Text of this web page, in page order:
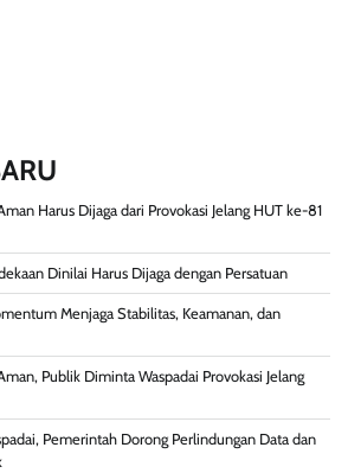
Harus Dijaga dari Provokasi Jelang HUT ke-81
Dinilai Harus Dijaga dengan Persatuan
Menjaga Stabilitas, Keamanan, dan
Publik Diminta Waspadai Provokasi Jelang
Pemerintah Dorong Perlindungan Data dan